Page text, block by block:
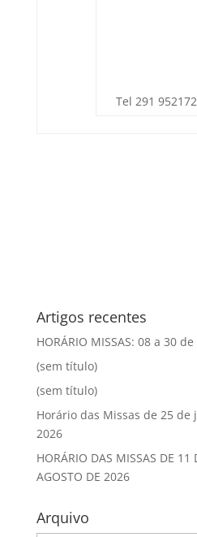
Tel 291
Artigos recentes
HORÁRIO MISSAS: 08 a 30
(sem título)
(sem título)
Horário das Missas de 25 de
2026
HORÁRIO DAS MISSAS DE 11
AGOSTO DE 2026
Arquivo